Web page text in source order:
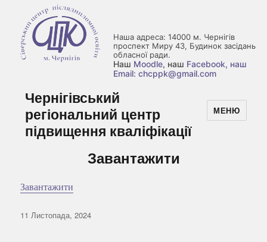
Наша адреса: 14000 м. Чернігів
проспект Миру 43, Будинок засідань
обласної ради.
Наш Moodle, наш Facebook, наш
Email: chcppk@gmail.com
Чернігівський
регіональний центр
підвищення кваліфікації
МЕНЮ
Завантажити
Завантажити
Оприлюднено
11 Листопада, 2024